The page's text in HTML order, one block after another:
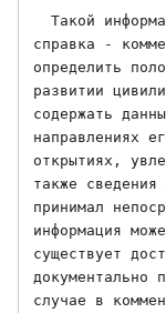
справка -
определить
развитии
содержать
направлениях
открытиях,
также
принимал
информация
существует
документально
случае в